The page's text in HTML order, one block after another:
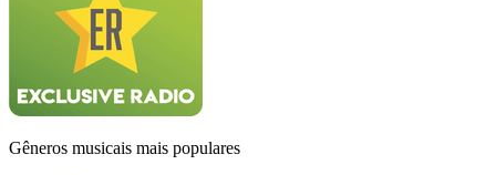
Gêneros musicais mais populares